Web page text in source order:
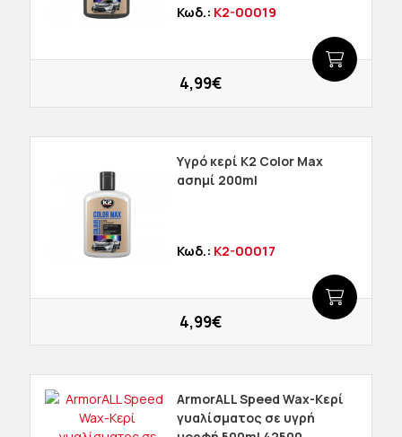
Κωδ.: K2-00019
4,99€
Υγρό κερί K2 Color Max
ασημί 200ml
Κωδ.: K2-00017
4,99€
ΑrmorALL Speed Wax-Κερί
γυαλίσματος σε υγρή